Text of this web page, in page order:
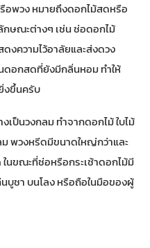
อพวง หมายถึงดอกไม้สดหรือ
ษณะต่างๆ เช่น ช่อดอกไม้
งความไว้อาลัยและส่งดวง
อกสดที่ยังมีกลิ่นหอม ทำให้
งขึ้นครับ
ป็นวงกลม ทำจากดอกไม้ ใบไม้
พวงหรีดมีขนาดใหญ่กว่าและ
นขณะที่ช่อหรือกระเช้าดอกไม้มี
บูชา บนโลง หรือถือในมือของผู้